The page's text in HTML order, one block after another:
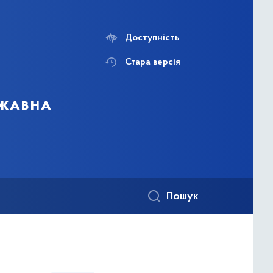
Доступність
Стара версія
Пошук